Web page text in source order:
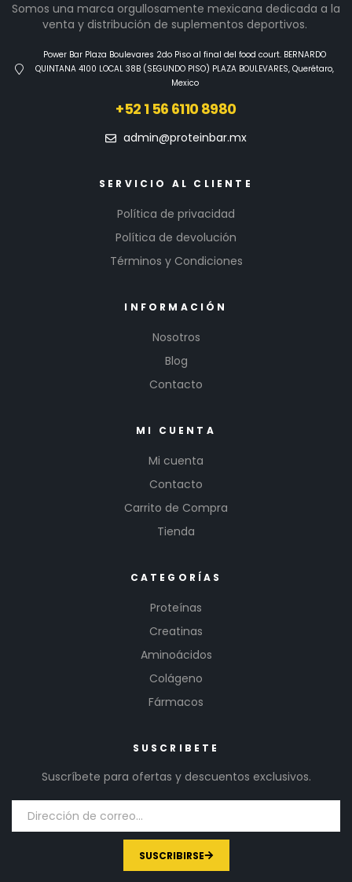
Somos una marca orgullosamente mexicana dedicada a la
venta y distribución de suplementos deportivos.
Power Bar Plaza Boulevares 2do Piso al final del food court. BERNARDO
QUINTANA 4100 LOCAL 38B (SEGUNDO PISO) PLAZA BOULEVARES, Querétaro,
Mexico
+52 1 56 6110 8980
admin@proteinbar.mx
SERVICIO AL CLIENTE
Política de privacidad
Política de devolución
Términos y Condiciones
INFORMACIÓN
Nosotros
Blog
Contacto
MI CUENTA
Mi cuenta
Contacto
Carrito de Compra
Tienda
CATEGORÍAS
Proteínas
Creatinas
Aminoácidos
Colágeno
Fármacos
SUSCRIBETE
Suscríbete para ofertas y descuentos exclusivos.
SUSCRIBIRSE